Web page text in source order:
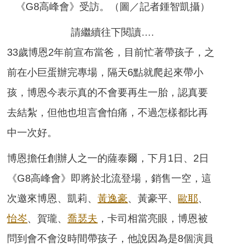
《G8高峰會》受訪。（圖／記者鍾智凱攝）
請繼續往下閱讀….
33歲博恩2年前宣布當爸，目前忙著帶孩子，之
前在小巨蛋辦完專場，隔天6點就爬起來帶小
孩，博恩今表示真的不會要再生一胎，認真要
去結紮，但他也坦言會怕痛，不過怎樣都比再
中一次好。
博恩擔任創辦人之一的薩泰爾，下月1日、2日
《G8高峰會》即將於北流登場，銷售一空，這
次邀來博恩、凱莉、黃逸豪、黃豪平、 歐耶、
怡岑、賀瓏、喬瑟夫 ，卡司相當亮眼，博恩被
問到會不會沒時間帶孩子，他說因為是8個演員